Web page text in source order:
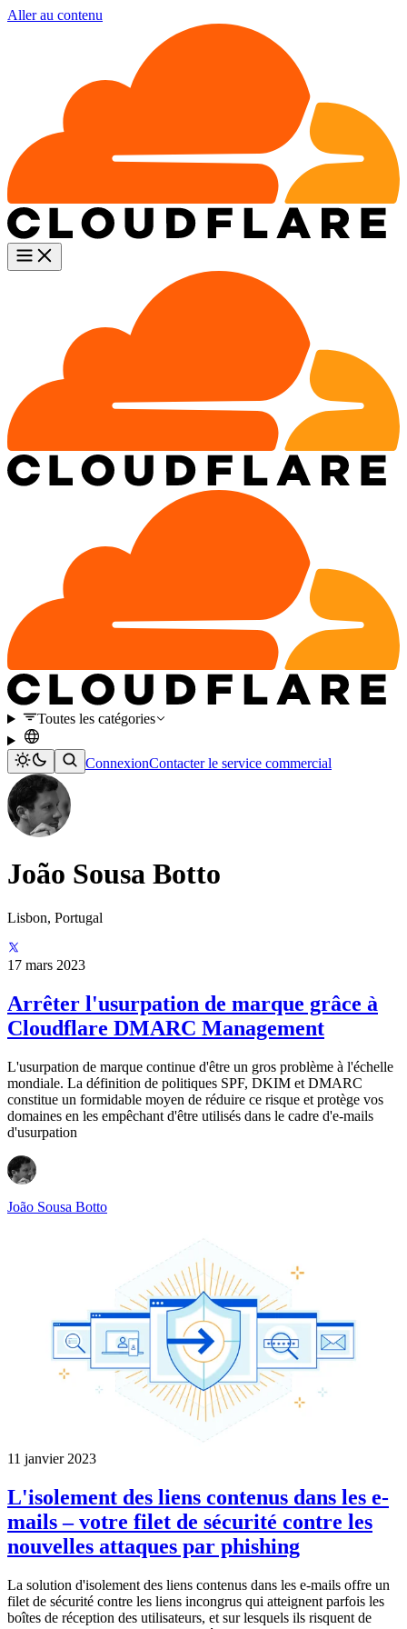
Aller au contenu
Toutes les catégories
ConnexionContacter le service commercial
João Sousa Botto
Lisbon, Portugal
17 mars 2023
Arrêter l'usurpation de marque grâce à
Cloudflare DMARC Management
L'usurpation de marque continue d'être un gros problème à l'échelle
mondiale. La définition de politiques SPF, DKIM et DMARC
constitue un formidable moyen de réduire ce risque et protège vos
domaines en les empêchant d'être utilisés dans le cadre d'e-mails
d'usurpation
João Sousa Botto
11 janvier 2023
L'isolement des liens contenus dans les e-
mails – votre filet de sécurité contre les
nouvelles attaques par phishing
La solution d'isolement des liens contenus dans les e-mails offre un
filet de sécurité contre les liens incongrus qui atteignent parfois les
boîtes de réception des utilisateurs, et sur lesquels ils risquent de